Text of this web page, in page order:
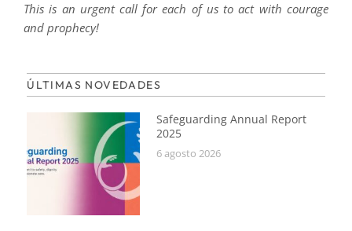
This is an urgent call for each of us to act with courage
and prophecy!
ÚLTIMAS NOVEDADES
Safeguarding Annual Report
2025
6 agosto 2026